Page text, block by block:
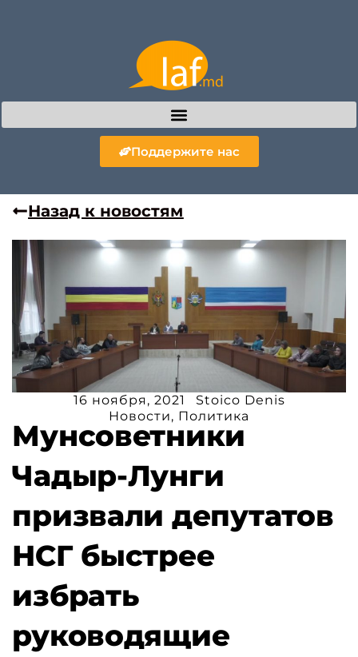
Поддержите нас
Назад к новостям
16 ноября, 2021
Stoico Denis
Новости, Политика
Мунсоветники
Чадыр-Лунги
призвали депутатов
НСГ быстрее
избрать
руководящие